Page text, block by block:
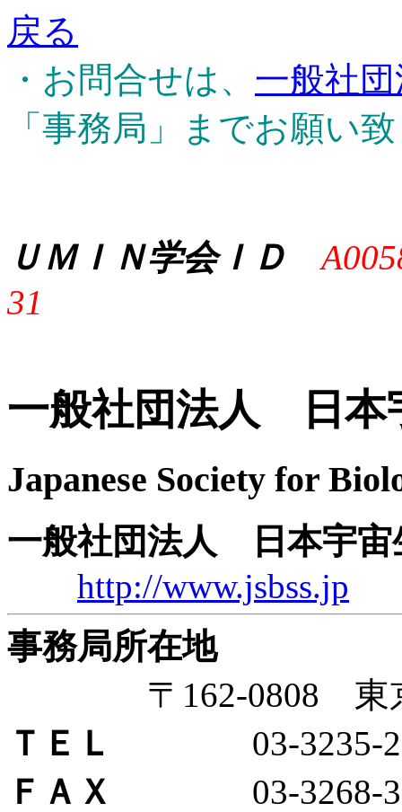
戻る
・お問合せは、 一般社
「事務局」までお願い
ＵＭＩＮ学会ＩＤ
31
一般社団法人 日本
Japanese Society for
一般社団法人 日本宇宙
http://www.jsbss.jp
事務局所在地
〒162-0808 東京
ＴＥＬ
03-3235-
ＦＡＸ
03-3268-